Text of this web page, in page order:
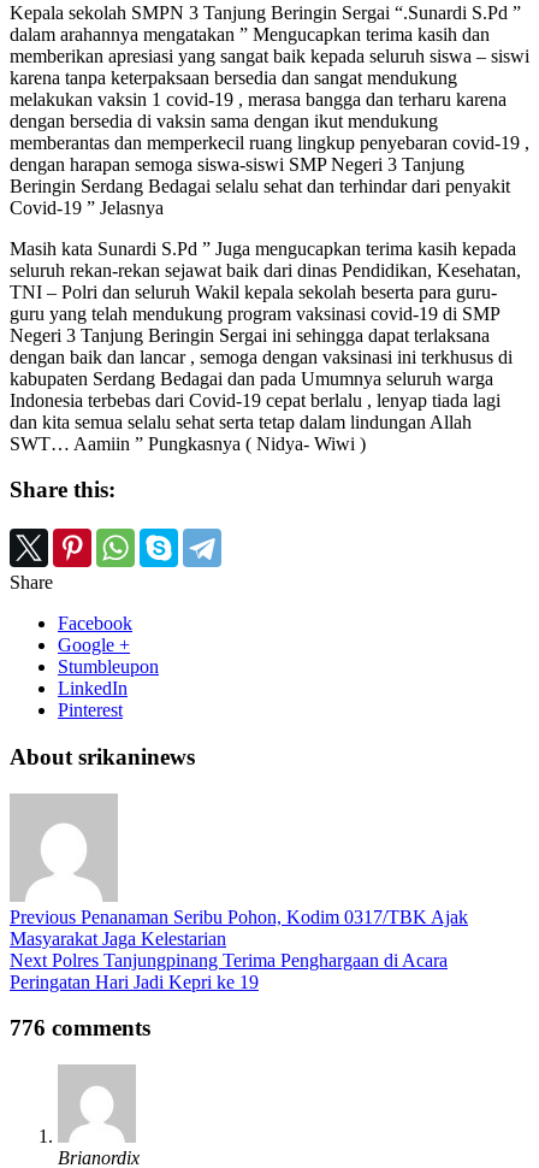
Kepala sekolah SMPN 3 Tanjung Beringin Sergai “.Sunardi S.Pd ”
dalam arahannya mengatakan ” Mengucapkan terima kasih dan
memberikan apresiasi yang sangat baik kepada seluruh siswa – siswi
karena tanpa keterpaksaan bersedia dan sangat mendukung
melakukan vaksin 1 covid-19 , merasa bangga dan terharu karena
dengan bersedia di vaksin sama dengan ikut mendukung
memberantas dan memperkecil ruang lingkup penyebaran covid-19 ,
dengan harapan semoga siswa-siswi SMP Negeri 3 Tanjung
Beringin Serdang Bedagai selalu sehat dan terhindar dari penyakit
Covid-19 ” Jelasnya
Masih kata Sunardi S.Pd ” Juga mengucapkan terima kasih kepada
seluruh rekan-rekan sejawat baik dari dinas Pendidikan, Kesehatan,
TNI – Polri dan seluruh Wakil kepala sekolah beserta para guru-
guru yang telah mendukung program vaksinasi covid-19 di SMP
Negeri 3 Tanjung Beringin Sergai ini sehingga dapat terlaksana
dengan baik dan lancar , semoga dengan vaksinasi ini terkhusus di
kabupaten Serdang Bedagai dan pada Umumnya seluruh warga
Indonesia terbebas dari Covid-19 cepat berlalu , lenyap tiada lagi
dan kita semua selalu sehat serta tetap dalam lindungan Allah
SWT… Aamiin ” Pungkasnya ( Nidya- Wiwi )
Share this:
Share
Facebook
Google +
Stumbleupon
LinkedIn
Pinterest
About srikaninews
Previous Penanaman Seribu Pohon, Kodim 0317/TBK Ajak
Masyarakat Jaga Kelestarian
Next Polres Tanjungpinang Terima Penghargaan di Acara
Peringatan Hari Jadi Kepri ke 19
776 comments
Brianordix